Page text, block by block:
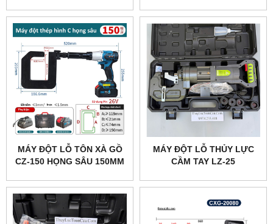
MÁY ĐỘT LỖ TÔN XÀ GỒ
CZ-150 HỌNG SÂU 150MM
MÁY ĐỘT LỖ THỦY LỰC
CẦM TAY LZ-25